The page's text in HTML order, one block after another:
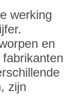
werking
en
zijn